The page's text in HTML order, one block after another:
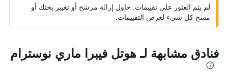
لم يتم العثور على تقييمات. حاول إزالة مرشح أو تغيير بحثك أو
مسح كل شيء لعرض التقييمات.
فنادق مشابهة لـ هوتل فيبرا ماري نوسترام